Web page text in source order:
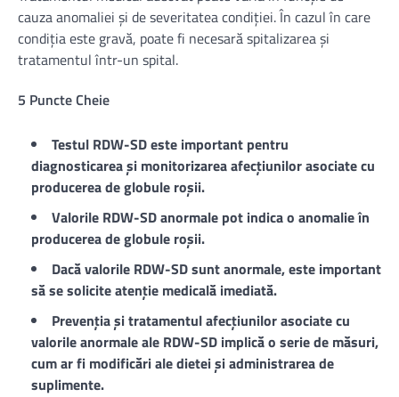
cauza anomaliei și de severitatea condiției. În cazul în care
condiția este gravă, poate fi necesară spitalizarea și
tratamentul într-un spital.
5 Puncte Cheie
Testul RDW-SD este important pentru
diagnosticarea și monitorizarea afecțiunilor asociate cu
producerea de globule roșii.
Valorile RDW-SD anormale pot indica o anomalie în
producerea de globule roșii.
Dacă valorile RDW-SD sunt anormale, este important
să se solicite atenție medicală imediată.
Prevenția și tratamentul afecțiunilor asociate cu
valorile anormale ale RDW-SD implică o serie de măsuri,
cum ar fi modificări ale dietei și administrarea de
suplimente.